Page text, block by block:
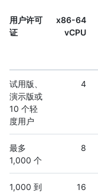
用户许可
证
x86-64
vCPU
试用版、
演示版或
10 个轻
度用户
4
最多
1,000 个
8
1,000 到
16